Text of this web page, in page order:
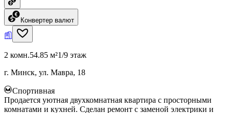
Конвертер валют
2 комн.54.85 м²1/9 этаж
г. Минск, ул. Мавра, 18
Спортивная
Продается уютная двухкомнатная квартира с просторными
комнатами и кухней. Сделан ремонт с заменой электрики и